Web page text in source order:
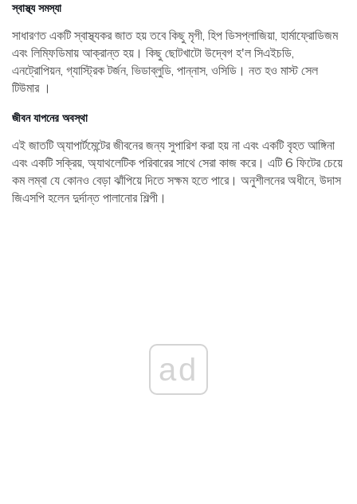
স্বাস্থ্য সমস্যা
সাধারণত একটি স্বাস্থ্যকর জাত হয় তবে কিছু মৃগী, হিপ ডিসপ্লাজিয়া, হার্মাফ্রোডিজম
এবং লিম্ফিডিমায় আক্রান্ত হয়। কিছু ছোটখাটো উদ্বেগ হ'ল সিএইচডি,
এনট্রোপিয়ন, গ্যাস্ট্রিক টর্জন, ভিডাব্লুডি, পান্নাস, ওসিডি। নত হও মাস্ট সেল
টিউমার ।
জীবন যাপনের অবস্থা
এই জাতটি অ্যাপার্টমেন্টের জীবনের জন্য সুপারিশ করা হয় না এবং একটি বৃহত আঙ্গিনা
এবং একটি সক্রিয়, অ্যাথলেটিক পরিবারের সাথে সেরা কাজ করে। এটি 6 ফিটের চেয়ে
কম লম্বা যে কোনও বেড়া ঝাঁপিয়ে দিতে সক্ষম হতে পারে। অনুশীলনের অধীনে, উদাস
জিএসপি হলেন দুর্দান্ত পালানোর শিল্পী।
ad